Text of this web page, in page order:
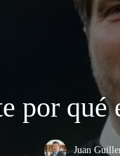
por qué
Juan